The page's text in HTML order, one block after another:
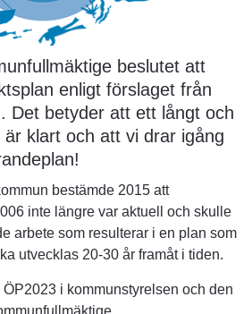
beslutet att
enligt förslaget från
Det betyder att ett långt och
klart och att vi drar igång
bestämde 2015 att
inte längre var aktuell och skulle
arbete som resulterar i en plan som
utvecklas 20-30 år framåt i tiden.
i kommunstyrelsen och den